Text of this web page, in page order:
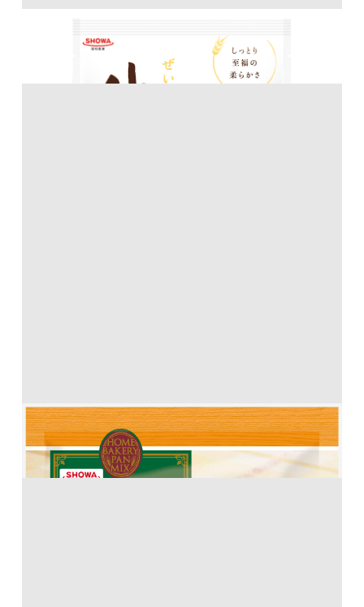
ぜいたく生食パンミックス
ホームベーカリー用パンミックス